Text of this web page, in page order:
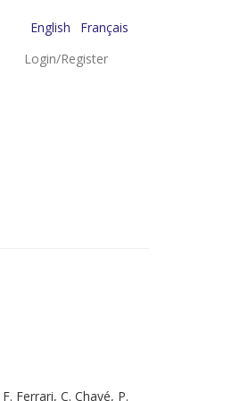
English
Français
Login/Register
Ferrari, C. Chayé, P.